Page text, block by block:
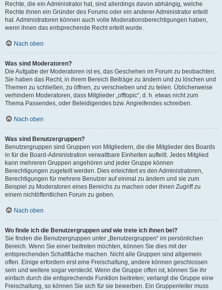
Rechte, die ein Administrator hat, sind allerdings davon abhängig, welche
Rechte ihnen ein Gründer des Forums oder ein anderer Administrator erteilt
hat. Administratoren können auch volle Moderationsberechtigungen haben,
wenn ihnen das entsprechende Recht erteilt wurde.
Nach oben
Was sind Moderatoren?
Die Aufgabe der Moderatoren ist es, das Geschehen im Forum zu beobachten.
Sie haben das Recht, in ihrem Bereich Beiträge zu ändern und zu löschen und
Themen zu schließen, zu öffnen, zu verschieben und zu teilen. Üblicherweise
verhindern Moderatoren, dass Mitglieder „offtopic“, d. h. etwas nicht zum
Thema Passendes, oder Beleidigendes bzw. Angreifendes schreiben.
Nach oben
Was sind Benutzergruppen?
Benutzergruppen sind Gruppen von Mitgliedern, die die Mitglieder des Boards
in für die Board-Administration verwaltbare Einheiten aufteilt. Jedes Mitglied
kann mehreren Gruppen angehören und jeder Gruppe können
Berechtigungen zugeteilt werden. Dies erleichtert es den Administratoren,
Berechtigungen für mehrere Benutzer auf einmal zu ändern und sie zum
Beispiel zu Moderatoren eines Bereichs zu machen oder ihnen Zugriff zu
einem nichtöffentlichen Forum zu geben.
Nach oben
Wo finde ich die Benutzergruppen und wie trete ich ihnen bei?
Sie finden die Benutzergruppen unter „Benutzergruppen“ im persönlichen
Bereich. Wenn Sie einer beitreten möchten, können Sie dies mit der
entsprechenden Schaltfläche machen. Nicht alle Gruppen sind allgemein
offen. Einige erfordern erst eine Freischaltung, andere können geschlossen
sein und weitere sogar versteckt. Wenn die Gruppe offen ist, können Sie ihr
einfach durch die entsprechende Funktion beitreten; verlangt die Gruppe eine
Freischaltung, so können Sie sich für sie bewerben. Ein Gruppenleiter muss